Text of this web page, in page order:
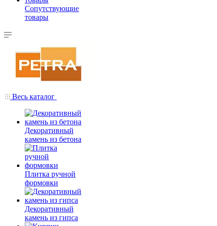
Сопутствующие
товары
Весь каталог
Декоративный
камень из бетона
Плитка ручной
формовки
Декоративный
камень из гипса